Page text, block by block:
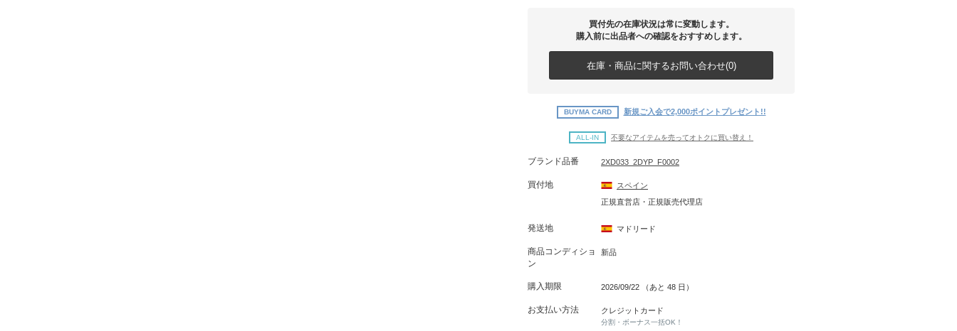
買付先の在庫状況は常に変動します。
購入前に出品者への確認をおすすめします。
在庫・商品に関するお問い合わせ(0)
BUYMA CARD 新規ご入会で2,000ポイントプレゼント!!
ALL-IN 不要なアイテムを売ってオトクに買い替え！
ブランド品番 2XD033_2DYP_F0002
買付地
スペイン
正規直営店・正規販売代理店
発送地 マドリード
商品コンディショ
ン
新品
購入期限 2026/09/22 （あと 48 日）
お支払い方法 クレジットカード
分割・ボーナス一括OK！